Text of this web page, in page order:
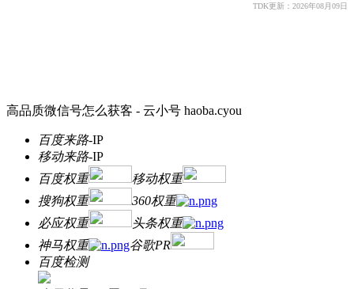
TDK更新：2026年08月09日
️高品质微信号怎么获客 - 云小号 haoba.cyou
百度来路-IP
移动来路-IP
百度权重
移动权重
搜狗权重
360权重
必应权重
头条权重
神马权重
谷歌PR
百度检测